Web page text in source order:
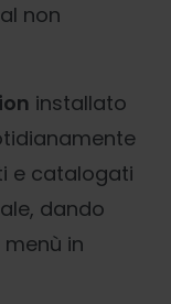
non
installato
e catalogati
dando
in